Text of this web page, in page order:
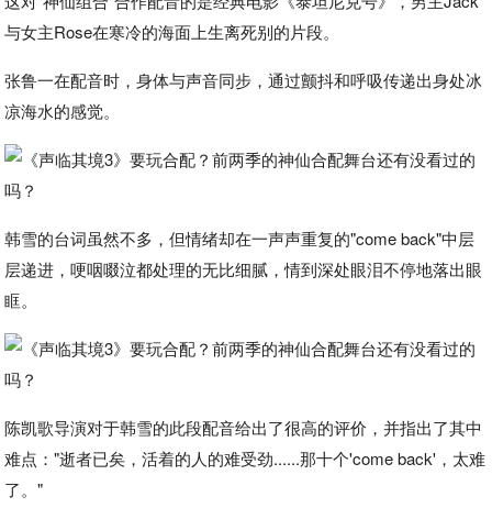
与女主Rose在寒冷的海面上生离死别的片段。
张鲁一在配音时，身体与声音同步，通过颤抖和呼吸传递出身处冰
凉海水的感觉。
韩雪的台词虽然不多，但情绪却在一声声重复的"come back"中层
层递进，哽咽啜泣都处理的无比细腻，情到深处眼泪不停地落出眼
眶。
陈凯歌导演对于韩雪的此段配音给出了很高的评价，并指出了其中
难点："逝者已矣，活着的人的难受劲......那十个'come back'，太难
了。"